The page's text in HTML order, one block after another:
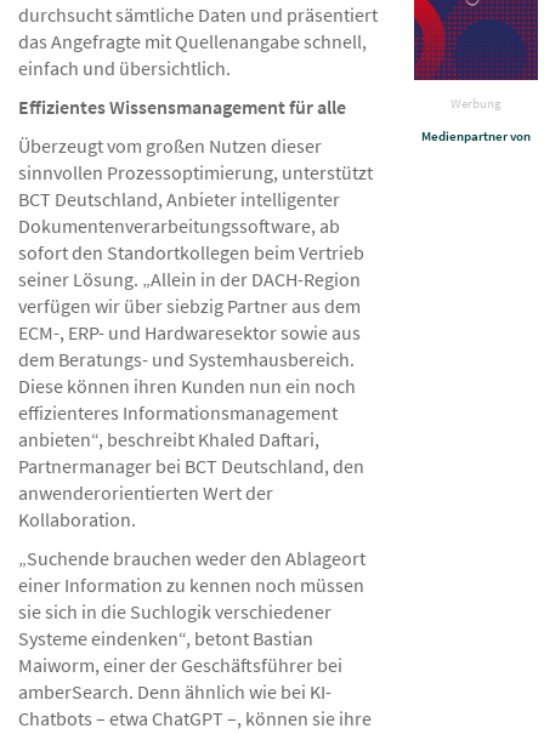
Werbung
Medienpartner von
durchsucht sämtliche Daten und präsentiert
das Angefragte mit Quellenangabe schnell,
einfach und übersichtlich.
Effizientes Wissensmanagement für alle
Überzeugt vom großen Nutzen dieser
sinnvollen Prozessoptimierung, unterstützt
BCT Deutschland, Anbieter intelligenter
Dokumentenverarbeitungssoftware, ab
sofort den Standortkollegen beim Vertrieb
seiner Lösung. „Allein in der DACH-Region
verfügen wir über siebzig Partner aus dem
ECM-, ERP- und Hardwaresektor sowie aus
dem Beratungs- und Systemhausbereich.
Diese können ihren Kunden nun ein noch
effizienteres Informationsmanagement
anbieten“, beschreibt Khaled Daftari,
Partnermanager bei BCT Deutschland, den
anwenderorientierten Wert der
Kollaboration.
„Suchende brauchen weder den Ablageort
einer Information zu kennen noch müssen
sie sich in die Suchlogik verschiedener
Systeme eindenken“, betont Bastian
Maiworm, einer der Geschäftsführer bei
amberSearch. Denn ähnlich wie bei KI-
Chatbots – etwa ChatGPT –, können sie ihre